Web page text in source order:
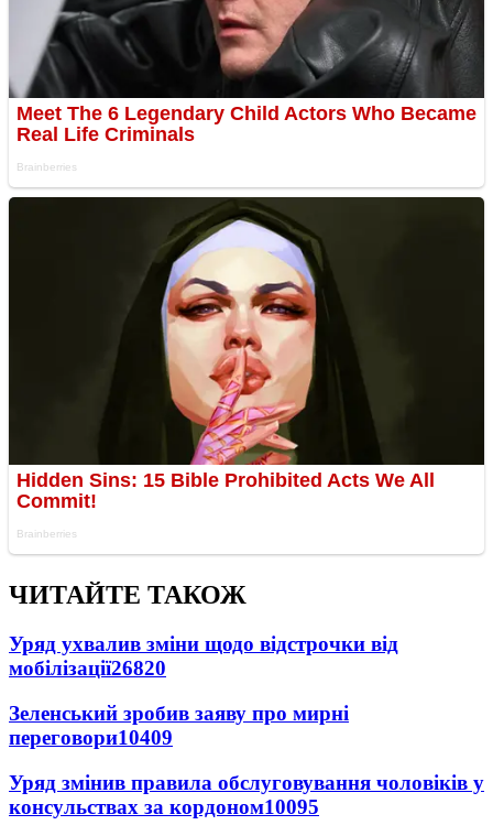
ЧИТАЙТЕ ТАКОЖ
Уряд ухвалив зміни щодо відстрочки від
мобілізації26820
Зеленський зробив заяву про мирні
переговори10409
Уряд змінив правила обслуговування чоловіків у
консульствах за кордоном10095